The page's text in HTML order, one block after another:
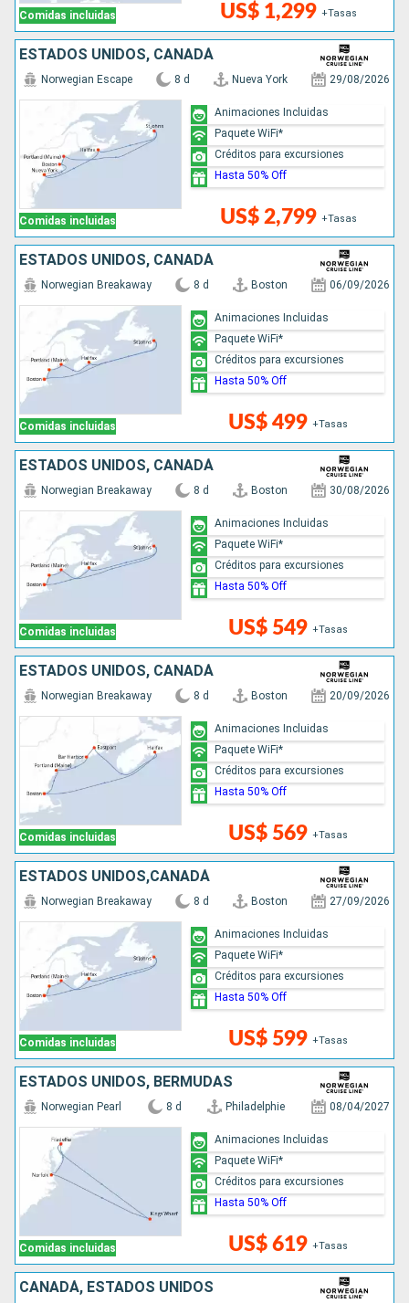
Comidas incluidas US$ 1,299 +Tasas
ESTADOS UNIDOS, CANADÁ
Comidas incluidas
Norwegian Escape 8 d Nueva York 29/08/2026
US$ 2,799 +Tasas
Animaciones Incluidas
Paquete WiFi*
Créditos para excursiones
Hasta 50% Off
ESTADOS UNIDOS, CANADÁ
Comidas incluidas
Norwegian Breakaway 8 d Boston 06/09/2026
US$ 499 +Tasas
Animaciones Incluidas
Paquete WiFi*
Créditos para excursiones
Hasta 50% Off
ESTADOS UNIDOS, CANADÁ
Comidas incluidas
Norwegian Breakaway 8 d Boston 30/08/2026
US$ 549 +Tasas
Animaciones Incluidas
Paquete WiFi*
Créditos para excursiones
Hasta 50% Off
ESTADOS UNIDOS, CANADÁ
Comidas incluidas
Norwegian Breakaway 8 d Boston 20/09/2026
US$ 569 +Tasas
Animaciones Incluidas
Paquete WiFi*
Créditos para excursiones
Hasta 50% Off
ESTADOS UNIDOS,CANADÁ
Comidas incluidas
Norwegian Breakaway 8 d Boston 27/09/2026
US$ 599 +Tasas
Animaciones Incluidas
Paquete WiFi*
Créditos para excursiones
Hasta 50% Off
ESTADOS UNIDOS, BERMUDAS
Comidas incluidas
Norwegian Pearl 8 d Philadelphie 08/04/2027
US$ 619 +Tasas
Animaciones Incluidas
Paquete WiFi*
Créditos para excursiones
Hasta 50% Off
CANADÁ, ESTADOS UNIDOS